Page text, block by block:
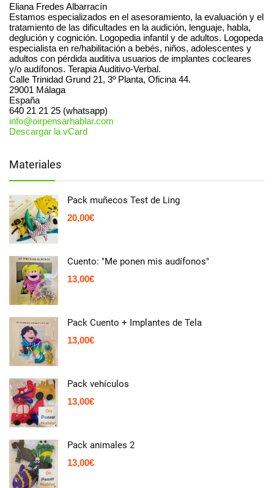
Eliana Fredes Albarracín
Estamos especializados en el asesoramiento, la evaluación y el
tratamiento de las dificultades en la audición, lenguaje, habla,
deglución y cognición. Logopedia infantil y de adultos. Logopeda
especialista en re/habilitación a bebés, niños, adolescentes y
adultos con pérdida auditiva usuarios de implantes cocleares
y/o audífonos. Terapia Auditivo-Verbal.
Calle Trinidad Grund 21, 3º Planta, Oficina 44.
29001 Málaga
España
640 21 21 25 (whatsapp)
info@oirpensarhablar.com
Descargar la vCard
Materiales
Pack muñecos Test de Ling
20,00€
Cuento: "Me ponen mis audífonos"
13,00€
Pack Cuento + Implantes de Tela
13,00€
Pack vehículos
13,00€
Pack animales 2
13,00€